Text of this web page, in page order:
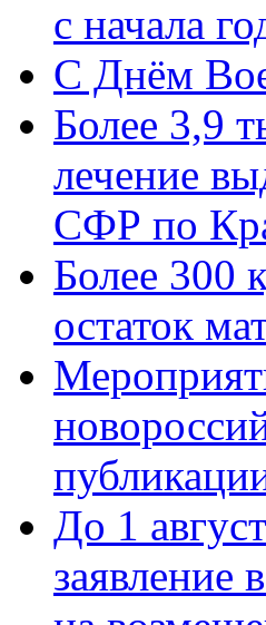
с начала
C Днём
Более 3,9
лечение
СФР по
Более 300
остаток
До 1